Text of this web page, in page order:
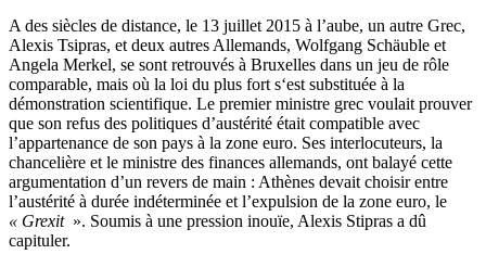
A des siècles de distance, le 13 juillet 2015 à l’aube, un autre Grec,
Alexis Tsipras, et deux autres Allemands, Wolfgang Schäuble et
Angela Merkel, se sont retrouvés à Bruxelles dans un jeu de rôle
comparable, mais où la loi du plus fort s‘est substituée à la
démonstration scientifique. Le premier ministre grec voulait prouver
que son refus des politiques d’austérité était compatible avec
l’appartenance de son pays à la zone euro. Ses interlocuteurs, la
chancelière et le ministre des finances allemands, ont balayé cette
argumentation d’un revers de main : Athènes devait choisir entre
l’austérité à durée indéterminée et l’expulsion de la zone euro, le
« Grexit ». Soumis à une pression inouïe, Alexis Stipras a dû
capituler.